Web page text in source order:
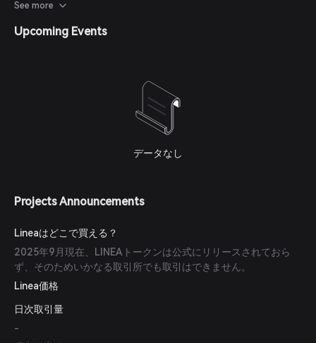
ー2の状態を検証できるようになり、コミュニティによる監視が
See more
Upcoming Events
データなし
Projects Announcements
Lineaはどこで買える？
2025年9月現在、LINEAトークンは公式にリリースされておら
ず、そのためいかなる取引所でも取引はできません。
Linea価格
日次取引量
-